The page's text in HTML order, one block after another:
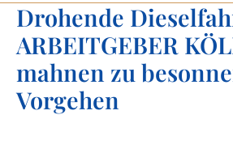
Drohende
ARBEITGEBER
mahnen zu
Vorgehen